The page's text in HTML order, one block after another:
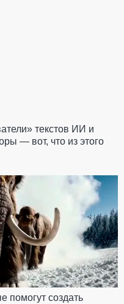
текстов ИИ и
— вот, что из этого
помогут создать